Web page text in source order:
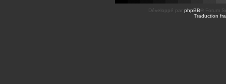
Développé par phpBB ® Forum
Traduction